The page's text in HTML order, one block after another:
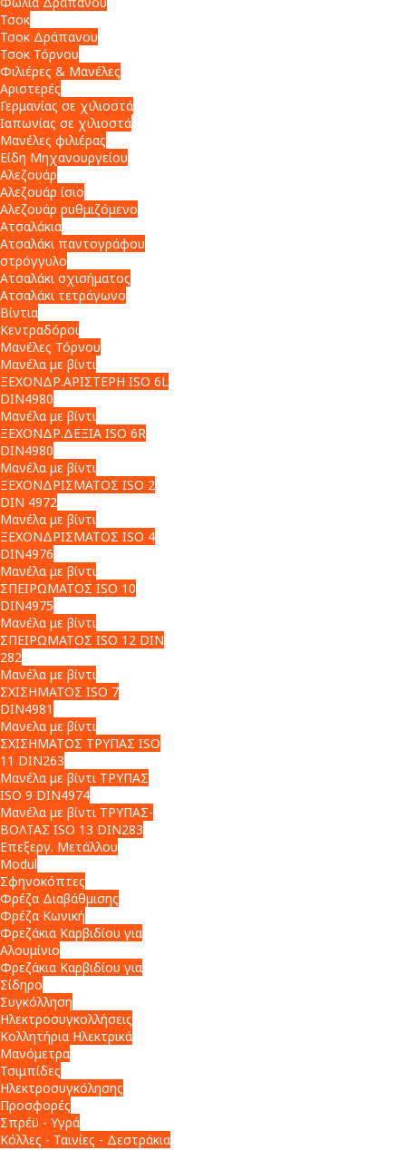
Τσοκ
Τσοκ Δράπανου
Τσοκ Τόρνου
Φιλιέρες & Μανέλες
Αριστερές
Γερμανίας σε χιλιοστά
Ιαπωνίας σε χιλιοστά
Μανέλες φιλιέρας
Είδη Μηχανουργείου
Αλεζουάρ
Αλεζουάρ ίσιο
Αλεζουάρ ρυθμιζόμενο
Ατσαλάκια
Ατσαλάκι παντογράφου
στρόγγυλο
Ατσαλάκι σχισήματος
Ατσαλάκι τετράγωνο
Βίντια
Κεντραδόροι
Μανέλες Τόρνου
Μανέλα με βίντι
ΞΕΧΟΝΔΡ.ΑΡΙΣΤΕΡΗ ISO 6L
DIN4980
Μανέλα με βίντι
ΞΕΧΟΝΔΡ.ΔΕΞΙΑ ISO 6R
DIN4980
Μανέλα με βίντι
ΞΕΧΟΝΔΡΙΣΜΑΤΟΣ ISO 2
DIN 4972
Μανέλα με βίντι
ΞΕΧΟΝΔΡΙΣΜΑΤΟΣ ISO 4
DIN4976
Μανέλα με βίντι
ΣΠΕΙΡΩΜΑΤΟΣ ISO 10
DIN4975
Μανέλα με βίντι
ΣΠΕΙΡΩΜΑΤΟΣ ISO 12 DIN
282
Μανέλα με βίντι
ΣΧΙΣΗΜΑΤΟΣ ISO 7
DIN4981
Μανελα με βίντι
ΣΧΙΣΗΜΑΤΟΣ ΤΡΥΠΑΣ ISO
11 DIN263
Μανέλα με βίντι ΤΡΥΠΑΣ
ISO 9 DIN4974
Μανέλα με βίντι ΤΡΥΠΑΣ-
ΒΟΛΤΑΣ ISO 13 DIN283
Επεξεργ. Μετάλλου
Modul
Σφηνοκόπτες
Φρέζα Διαβάθμισης
Φρέζα Κωνική
Φρεζάκια Καρβιδίου για
Αλουμίνιο
Φρεζάκια Καρβιδίου για
Σίδηρο
Συγκόλληση
Ηλεκτροσυγκολλήσεις
Κολλητήρια Ηλεκτρικά
Μανόμετρα
Τσιμπίδες
Ηλεκτροσυγκόλησης
Προσφορές
Σπρέϋ - Υγρά
Κόλλες - Ταινίες - Δεστράκια